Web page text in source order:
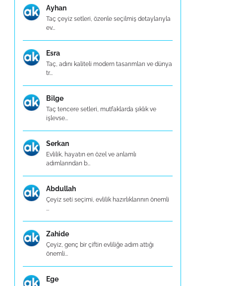
Ayhan
Taç çeyiz setleri, özenle seçilmiş detaylarıyla
ev...
Esra
Taç, adını kaliteli modern tasarımları ve dünya
tr...
Bilge
Taç tencere setleri, mutfaklarda şıklık ve
işlevse...
Serkan
Evlilik, hayatın en özel ve anlamlı
adımlarından b...
Abdullah
Çeyiz seti seçimi, evlilik hazırlıklarının önemli
...
Zahide
Çeyiz, genç bir çiftin evliliğe adım attığı
önemli...
Ege